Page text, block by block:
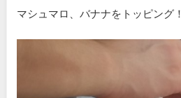
マシュマロ、バナナをトッピング！